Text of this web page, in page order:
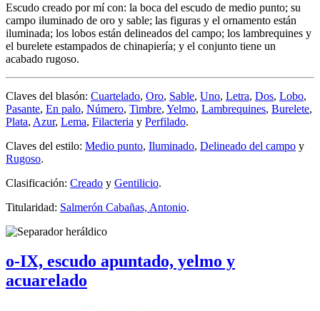
Escudo creado por mí con: la boca del escudo de medio punto; su
campo iluminado de oro y sable; las figuras y el ornamento están
iluminada; los lobos están delineados del campo; los lambrequines y
el burelete estampados de chinapiería; y el conjunto tiene un
acabado rugoso.
Claves del blasón: Cuartelado, Oro, Sable, Uno, Letra, Dos, Lobo,
Pasante, En palo, Número, Timbre, Yelmo, Lambrequines, Burelete,
Plata, Azur, Lema, Filacteria y Perfilado.
Claves del estilo: Medio punto, Iluminado, Delineado del campo y
Rugoso.
Clasificación: Creado y Gentilicio.
Titularidad: Salmerón Cabañas, Antonio.
o-IX, escudo apuntado, yelmo y
acuarelado